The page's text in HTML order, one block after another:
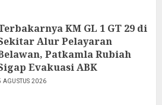
KM GL 1 GT 29 di
Alur Pelayaran
Patkamla Rubiah
Evakuasi ABK
AGUSTUS 2026